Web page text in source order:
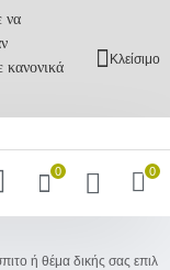
να
κανονικά
Κλείσιμο
0 0
ή θέμα δικής σας επιλ